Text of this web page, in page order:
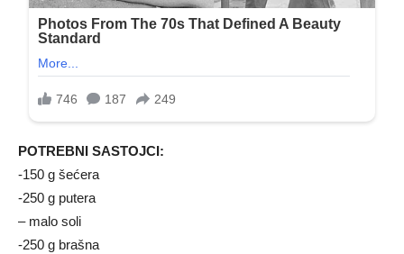
POTREBNI SASTOJCI:
-150 g šećera
-250 g putera
– malo soli
-250 g brašna